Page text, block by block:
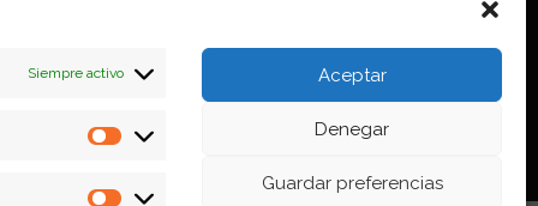
Siempre activo
Estadísticas
Aceptar
Denegar
Guardar preferencias